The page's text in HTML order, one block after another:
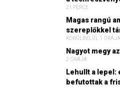
21 PERCE
Magas rangú
szereplőkkel
KÖRÜLBELÜL 1 ÓRÁJA
Nagyot megy
2 ÓRÁJA
Lehullt a lepel:
befutottak a